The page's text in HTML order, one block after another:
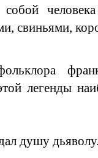
собой
свиньями,
легенды
душу